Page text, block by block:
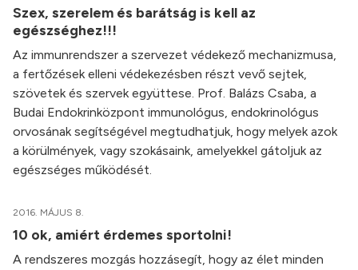
Szex, szerelem és barátság is kell az
egészséghez!!!
Az immunrendszer a szervezet védekező mechanizmusa,
a fertőzések elleni védekezésben részt vevő sejtek,
szövetek és szervek együttese. Prof. Balázs Csaba, a
Budai Endokrinközpont immunológus, endokrinológus
orvosának segítségével megtudhatjuk, hogy melyek azok
a körülmények, vagy szokásaink, amelyekkel gátoljuk az
egészséges működését.
2016. MÁJUS 8.
10 ok, amiért érdemes sportolni!
A rendszeres mozgás hozzásegít, hogy az élet minden